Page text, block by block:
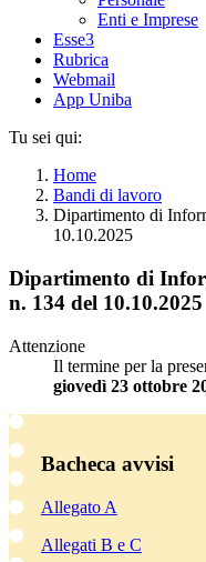
Enti e Imprese
Esse3
Rubrica
Webmail
App Uniba
Tu sei qui:
Home
Bandi di lavoro
Dipartimento di
10.10.2025
Dipartimento di
n. 134 del 10.10.2025
Attenzione
Il termine per la
giovedì 23 ottobre
Bacheca avvisi
Allegato A
Allegati B e C